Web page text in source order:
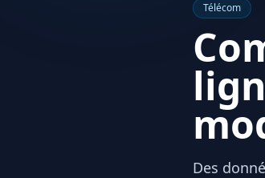
Télécom
Des